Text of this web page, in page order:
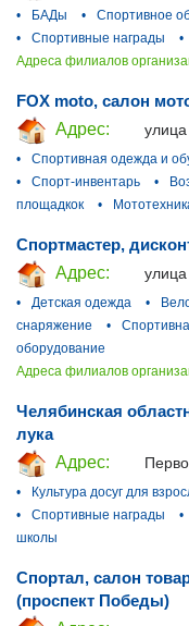
•
БАДы • Спортивное
•
Спортивные награды •
Адреса филиалов
FOX moto, салон
Адрес:
•
Спортивная одежда и
•
Спорт-инвентарь •
площадкок
•
Спортмастер,
Адрес:
улица
•
Детская одежда •
снаряжение
•
оборудование
Адреса филиалов
Челябинская
лука
Адрес:
•
Культура досуг для
•
Спортивные награды •
школы
Спортал, салон
(проспект Победы)